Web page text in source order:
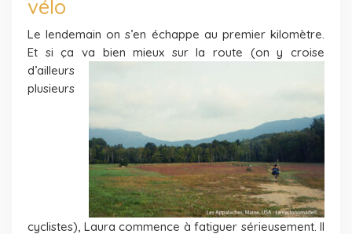
vélo
Le lendemain on s’en échappe au premier kilomètre.
Et si ça va bien mieux sur la route (on y croise
d’ailleurs
plusieurs
cyclistes), Laura commence à fatiguer sérieusement. Il